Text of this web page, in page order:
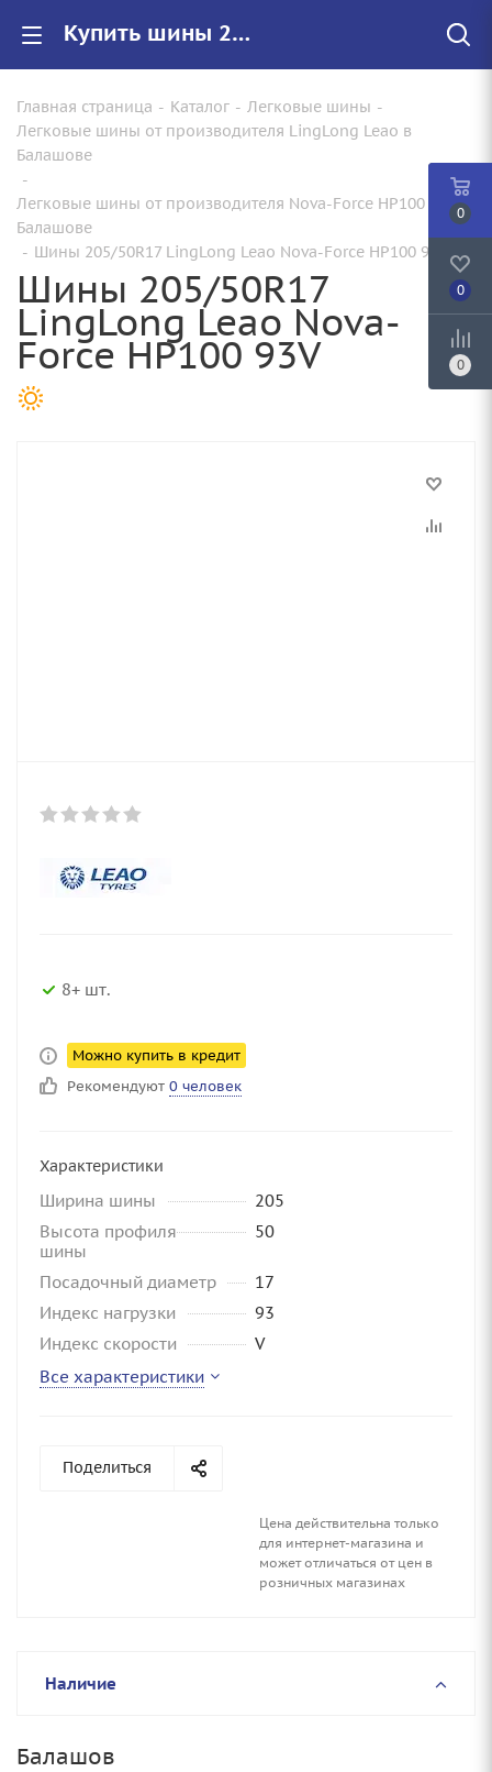
Купить шины 205/50R17 LingLong Leao Nova-Force HP100 93V |Арт.221023064 по цене от 4610.00 руб. в Балашове с доставкой
Главная страница - Каталог - Легковые шины -
Легковые шины от производителя LingLong Leao в
Балашове
-
Легковые шины от производителя Nova-Force HP100 в
Балашове
- Шины 205/50R17 LingLong Leao Nova-Force HP100 93V
Шины 205/50R17
LingLong Leao Nova-
Force HP100 93V
8+ шт.
Можно купить в кредит
Рекомендуют 0 человек
Характеристики
Ширина шины
205
Высота профиля
шины
50
Посадочный диаметр
17
Индекс нагрузки
93
Индекс скорости
V
Все характеристики
Поделиться
Цена действительна только
для интернет-магазина и
может отличаться от цен в
розничных магазинах
Наличие
Балашов
0
0
0